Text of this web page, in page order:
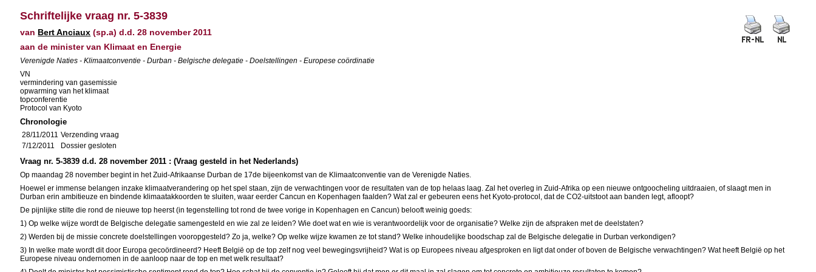
Schriftelijke vraag nr. 5-3839
van Bert Anciaux (sp.a) d.d. 28 november 2011
aan de minister van Klimaat en Energie
Verenigde Naties - Klimaatconventie - Durban - Belgische delegatie - Doelstellingen - Europese coördinatie
VN
vermindering van gasemissie
opwarming van het klimaat
topconferentie
Protocol van Kyoto
Chronologie
28/11/2011 Verzending vraag
7/12/2011
Dossier gesloten
Vraag nr. 5-3839 d.d. 28 november 2011 : (Vraag gesteld in het Nederlands)
Op maandag 28 november begint in het Zuid-Afrikaanse Durban de 17de bijeenkomst van de Klimaatconventie van de Verenigde Naties.
Hoewel er immense belangen inzake klimaatverandering op het spel staan, zijn de verwachtingen voor de resultaten van de top helaas laag. Zal het overleg in Zuid-Afrika op een nieuwe ontgoocheling uitdraaien, of slaagt men in
Durban erin ambitieuze en bindende klimaatakkoorden te sluiten, waar eerder Cancun en Kopenhagen faalden? Wat zal er gebeuren eens het Kyoto-protocol, dat de CO2-uitstoot aan banden legt, afloopt?
De pijnlijke stilte die rond de nieuwe top heerst (in tegenstelling tot rond de twee vorige in Kopenhagen en Cancun) belooft weinig goeds:
1) Op welke wijze wordt de Belgische delegatie samengesteld en wie zal ze leiden? Wie doet wat en wie is verantwoordelijk voor de organisatie? Welke zijn de afspraken met de deelstaten?
2) Werden bij de missie concrete doelstellingen vooropgesteld? Zo ja, welke? Op welke wijze kwamen ze tot stand? Welke inhoudelijke boodschap zal de Belgische delegatie in Durban verkondigen?
3) In welke mate wordt dit door Europa gecoördineerd? Heeft België op de top zelf nog veel bewegingsvrijheid? Wat is op Europees niveau afgesproken en ligt dat onder of boven de Belgische verwachtingen? Wat heeft België op het
Europese niveau ondernomen in de aanloop naar de top en met welk resultaat?